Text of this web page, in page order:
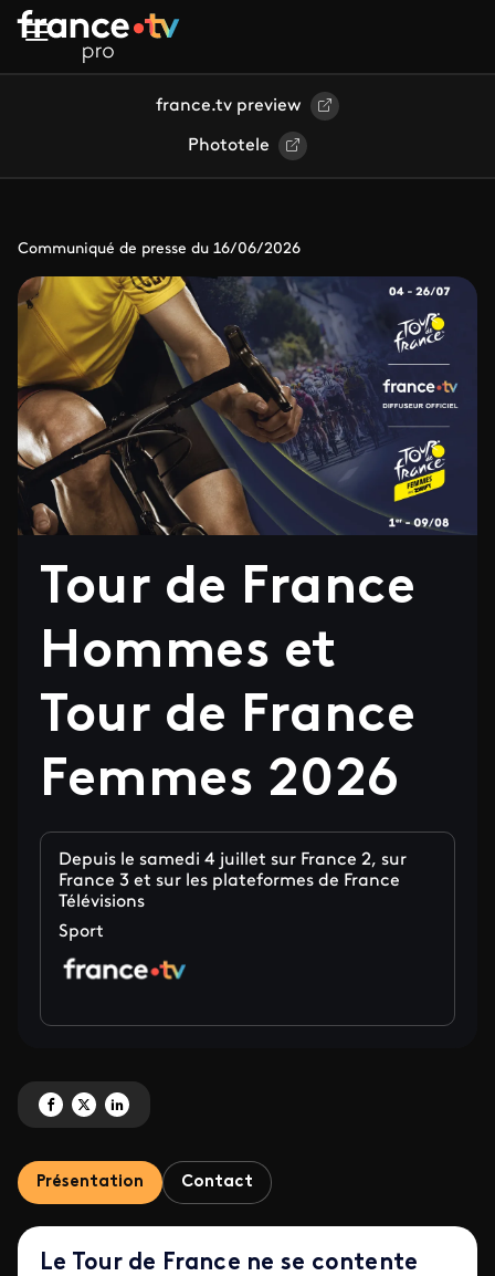
Aller au contenu principal
france.tv preview
Phototele
Communiqué de presse du 16/06/2026
Tour de France
Hommes et
Tour de France
Femmes 2026
Depuis le samedi 4 juillet sur France 2, sur
France 3 et sur les plateformes de France
Télévisions
Sport
Partagez 'Tour de France Hommes et Tour de France Femmes 2026' sur
Partagez 'Tour de France Hommes et Tour de France Femmes 2026' sur
Partagez 'Tour de France Hommes et Tour de France Femmes
Présentation Contact
Le Tour de France ne se contente